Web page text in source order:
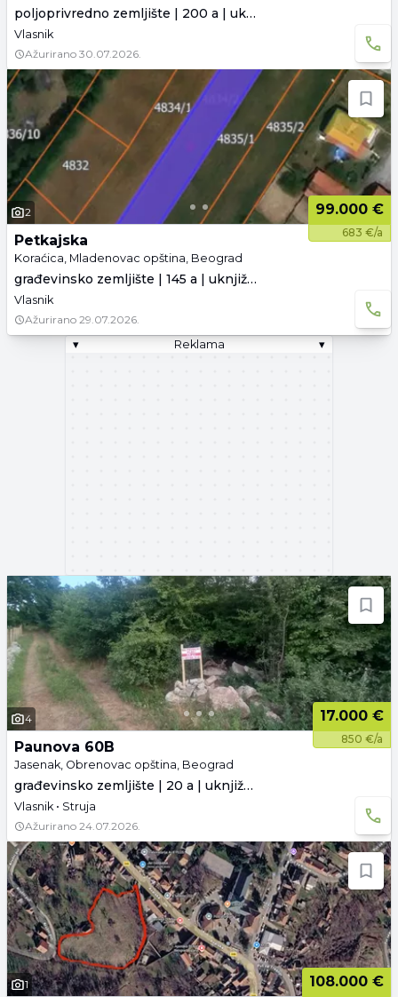
poljoprivredno zemljište | 200 a | uknjiženo
Vlasnik
Ažurirano 30.07.2026.
2 99.000 €
683 €/a
Petkajska
Koraćica, Mladenovac opština, Beograd
građevinsko zemljište | 145 a | uknjiženo
Vlasnik
Ažurirano 29.07.2026.
▾
Reklama ▾
4 17.000 €
850 €/a
Paunova 60B
Jasenak, Obrenovac opština, Beograd
građevinsko zemljište | 20 a | uknjiženo
Vlasnik • Struja
Ažurirano 24.07.2026.
1 108.000 €